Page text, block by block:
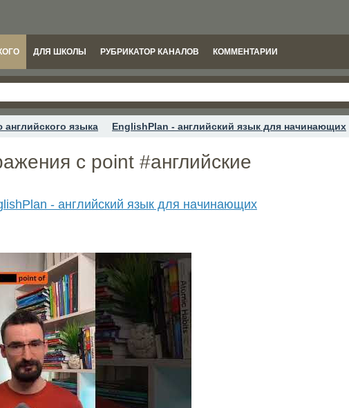
ДЛЯ ШКОЛЫ РУБРИКАТОР КАНАЛОВ КОММЕНТАРИИ
языка EnglishPlan - английский язык для начинающих
с point #английские
- английский язык для начинающих